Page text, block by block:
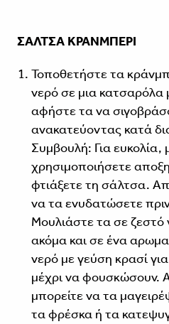
ΣΑΛΤΣΑ ΚΡΑΝΜΠΕΡΙ
Τοποθετήστε τα
νερό σε μια κατσαρόλα
αφήστε τα να
ανακατεύοντας κατά
Συμβουλή: Για ευκολία,
χρησιμοποιήσετε
φτιάξετε τη σάλτσα.
να τα ενυδατώσετε
Μουλιάστε τα σε ζεστό
ακόμα και σε ένα
νερό με γεύση κρασί
μέχρι να φουσκώσουν.
μπορείτε να τα
τα φρέσκα ή τα